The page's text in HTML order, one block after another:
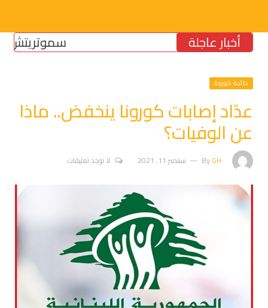
أخبار عاجلة سموتريتش:
جائحة كورونا
عدّاد إصابات كورونا ينخفض.. ماذا
عن الوفيات؟
ByGH سبتمبر 11, 2021 لا توجد تعليقات